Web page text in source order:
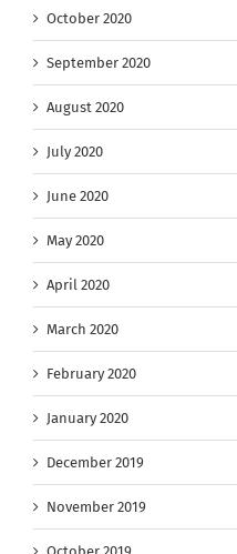
October 2020
September 2020
August 2020
July 2020
June 2020
May 2020
April 2020
March 2020
February 2020
January 2020
December 2019
November 2019